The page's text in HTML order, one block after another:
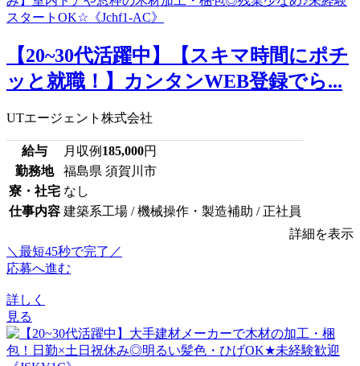
【20~30代活躍中】【スキマ時間にポチ
ッと就職！】カンタンWEB登録でら...
UTエージェント株式会社
給与 月収例 185,000円
勤務地
福島県 須賀川市
寮・社宅 なし
仕事内容 建築系工場 / 機械操作・製造補助 / 正社員
詳細を表示
＼最短45秒で完了／
応募へ進む
詳しく
見る